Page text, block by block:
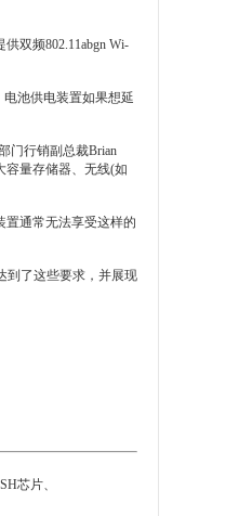
双频802.11abgn Wi-
池供电装置如果想延
门行销副总裁Brian
容量存储器、无线(如
置通常无法享受这样的
到了这些要求，并展现
芯片、